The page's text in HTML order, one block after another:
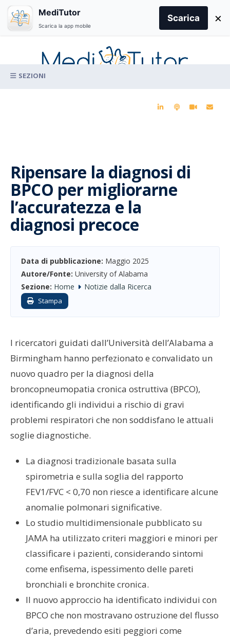
content
Ripensare la diagnosi di
BPCO per migliorarne
l’accuratezza e la
diagnosi precoce
Data di pubblicazione: Maggio 2025
Autore/Fonte: University of Alabama
Sezione: Home Notizie dalla Ricerca
Stampa
I ricercatori guidati dall’Università dell’Alabama a
Birmingham hanno perfezionato e convalidato un
nuovo quadro per la diagnosi della
broncopneumopatia cronica ostruttiva (BPCO),
identificando gli individui a rischio di gravi
problemi respiratori che non soddisfano le attuali
soglie diagnostiche.
La diagnosi tradizionale basata sulla
spirometria e sulla soglia del rapporto
FEV1/FVC < 0,70 non riesce a identificare alcune
anomalie polmonari significative.
Lo studio multidimensionale pubblicato su
JAMA ha utilizzato criteri maggiori e minori per
classificare i pazienti, considerando sintomi
come enfisema, ispessimento delle pareti
bronchiali e bronchite cronica.
Il nuovo approccio ha identificato individui con
BPCO che non mostravano ostruzione del flusso
d’aria, prevedendo esiti peggiori come
for:
MediTutor
Scarica la app mobile
Scarica ×